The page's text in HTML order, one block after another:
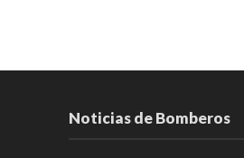
Noticias de Bomberos